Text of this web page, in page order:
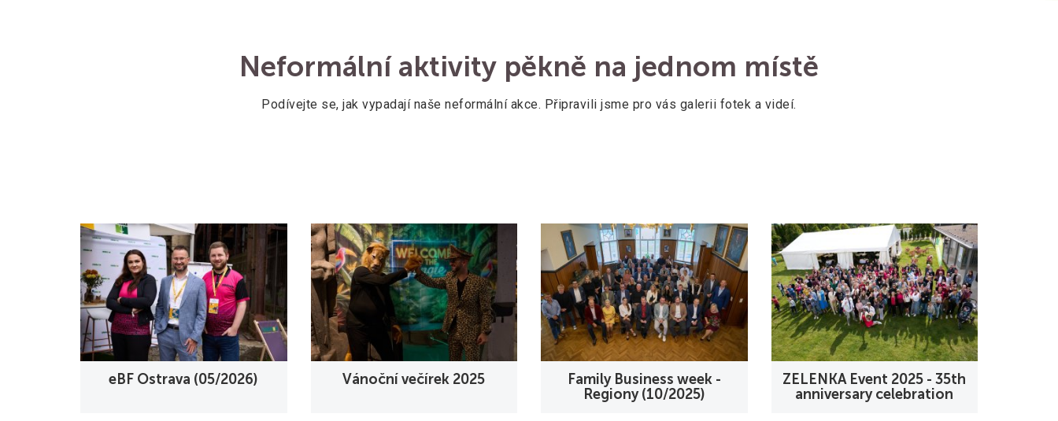
Neformální aktivity pěkně na jednom místě
Podívejte se, jak vypadají naše neformální akce. Připravili jsme pro vás galerii fotek a videí.
eBF Ostrava (05/2026) Vánoční večírek 2025
Family Business week -
Regiony (10/2025)
ZELENKA Event 2025 - 35th
anniversary celebration